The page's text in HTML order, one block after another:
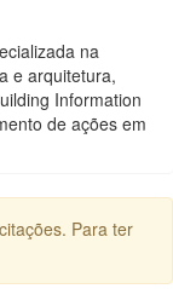
na
e arquitetura,
Information
de ações em
Para ter